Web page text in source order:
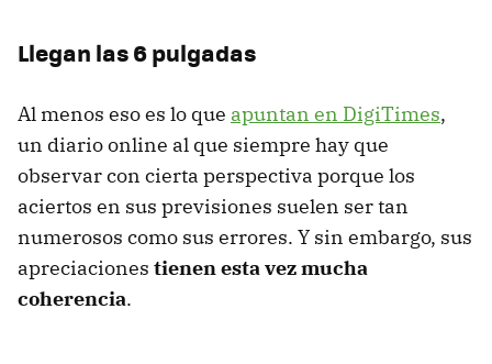
Llegan las 6 pulgadas
Al menos eso es lo que apuntan en DigiTimes,
un diario online al que siempre hay que
observar con cierta perspectiva porque los
aciertos en sus previsiones suelen ser tan
numerosos como sus errores. Y sin embargo, sus
apreciaciones tienen esta vez mucha
coherencia.